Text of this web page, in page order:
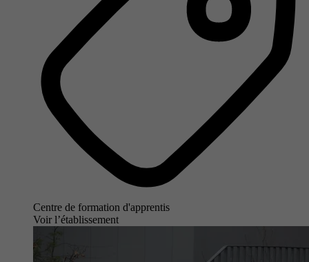
Centre de formation d'apprentis
Voir l’établissement